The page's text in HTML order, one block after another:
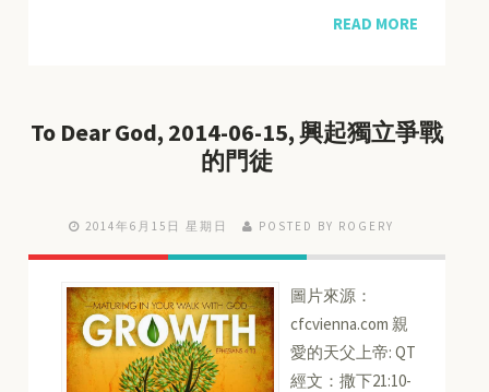
READ MORE
To Dear God, 2014-06-15, 興起獨立爭戰
的門徒
2014年6月15日 星期日 POSTED BY ROGERY
圖片來源：
cfcvienna.com 親
愛的天父上帝: QT
經文：撒下21:10-